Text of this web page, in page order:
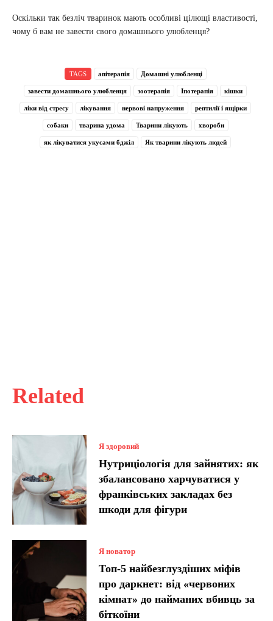
Related
Я здоровий
Нутриціологія для зайнятих: як
збалансовано харчуватися у
франківських закладах без
шкоди для фігури
Я новатор
Топ-5 найбезглуздіших міфів
про даркнет: від «червоних
кімнат» до найманих вбивць за
біткоїни
Оскільки так безліч тваринок мають особливі цілющі властивості,
чому б вам не завести свого домашнього улюбленця?
TAGS апітерапія Домашні улюбленці
завести домашнього улюбленця зоотерапія Іпотерапія кішки
ліки від стресу лікування нервові напруження рептилії і ящірки
собаки тварина удома Тварини лікують хвороби
як лікуватися укусами бджіл Як тварини лікують людей